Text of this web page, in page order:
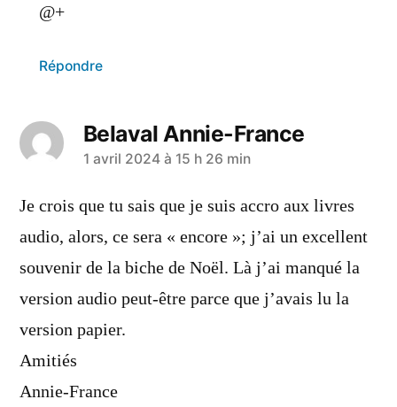
@+
Répondre
Belaval Annie-France
1 avril 2024 à 15 h 26 min
Je crois que tu sais que je suis accro aux livres
audio, alors, ce sera « encore »; j’ai un excellent
souvenir de la biche de Noël. Là j’ai manqué la
version audio peut-être parce que j’avais lu la
version papier.
Amitiés
Annie-France